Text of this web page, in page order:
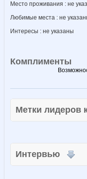
Место проживания : не
Любимые места : не
Интересы : не указаны
Комплименты
Метки
Интервью